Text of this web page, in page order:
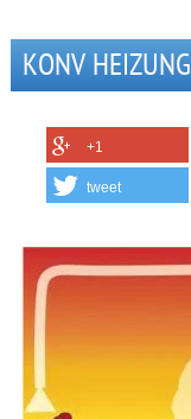
KONV HEIZUNG
+1
tweet